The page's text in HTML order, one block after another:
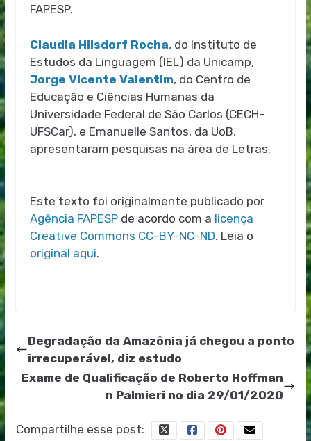
FAPESP.
Claudia Hilsdorf Rocha, do Instituto de
Estudos da Linguagem (IEL) da Unicamp,
Jorge Vicente Valentim, do Centro de
Educação e Ciências Humanas da
Universidade Federal de São Carlos (CECH-
UFSCar), e Emanuelle Santos, da UoB,
apresentaram pesquisas na área de Letras.
Este texto foi originalmente publicado por
Agência FAPESPde acordo com a licença
Creative Commons CC-BY-NC-ND. Leia o
original aqui.
Degradação da Amazônia já chegou a ponto
irrecuperável, diz estudo
Exame de Qualificação de Roberto Hoffman
n Palmieri no dia 29/01/2020
Compartilhe esse post: